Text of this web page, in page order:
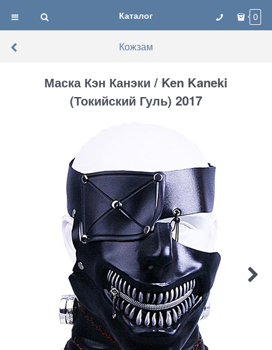
Каталог 0
Кожзам
Маска Кэн Канэки / Ken Kaneki
(Токийский Гуль) 2017